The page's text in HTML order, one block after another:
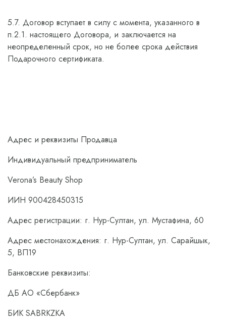
5.7. Договор вступает в силу с момента, указанного в
п.2.1. настоящего Договора, и заключается на
неопределенный срок, но не более срока действия
Подарочного сертификата.
Адрес и реквизиты Продавца
Индивидуальный предприниматель
Verona’s Beauty Shop
ИИН 900428450315
Адрес регистрации: г. Нур-Султан, ул. Мустафина, 60
Адрес местонахождения: г. Нур-Султан, ул. Сарайшык,
5, ВП19
Банковские реквизиты:
ДБ АО «Сбербанк»
БИК SABRKZKA